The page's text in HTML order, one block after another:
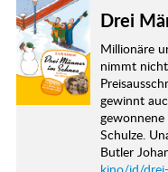
Drei
Millionäre
nimmt
gewinnt
gewonnene
Schulze.
Butler